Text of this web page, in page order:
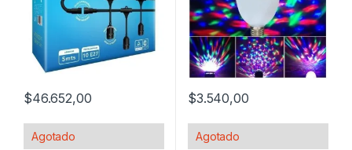
$46.652,00
Agotado
$3.540,00
Agotado